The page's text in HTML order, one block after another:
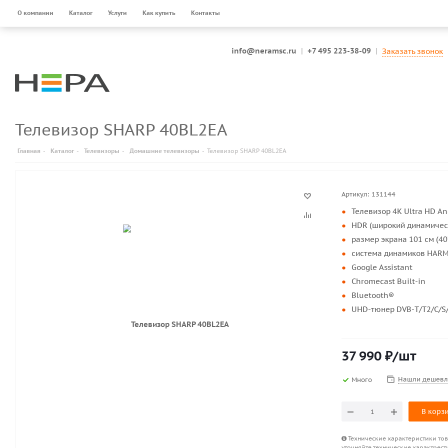
О компании Каталог Услуги Как купить Контакты
info@neramsc.ru | +7 495 223-38-09 | Заказать звонок
Телевизор SHARP 40BL2EA
Главная - Каталог - Телевизоры - Домашние телевизоры - Телевизор SHARP 40BL2EA
Артикул: 131144
Телевизор 4K Ultra HD
HDR (широкий
размер экрана 101 см
система динамиков
Google Assistant
Chromecast Built-in
Bluetooth®
UHD-тюнер DVB-T/T2/C/
37 990 ₽/шт
Много Нашли
В
Технические характеристики